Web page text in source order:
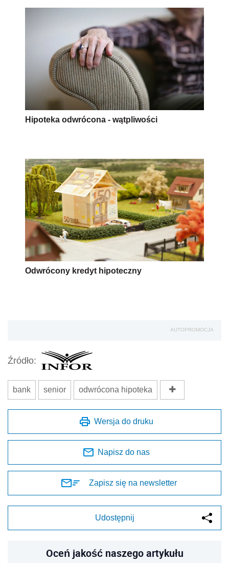
Hipoteka odwrócona - wątpliwości
Odwrócony kredyt hipoteczny
AUTOPROMOCJA
Źródło:
bank senior odwrócona hipoteka
Wersja do druku
Napisz do nas
Zapisz się na newsletter
Udostępnij
Oceń jakość naszego artykułu